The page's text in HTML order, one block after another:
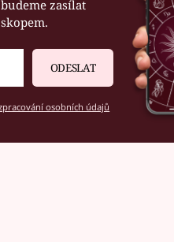
zasílat
ODESLAT
osobních údajů